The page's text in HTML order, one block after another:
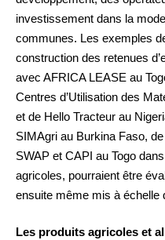
investissement dans la
communes. Les exemples
construction des retenues
avec AFRICA LEASE au
Centres d’Utilisation des
et de Hello Tracteur au
SIMAgri au Burkina Faso,
SWAP et CAPI au Togo
agricoles, pourraient être
ensuite même mis à échelle
Les produits agricoles et